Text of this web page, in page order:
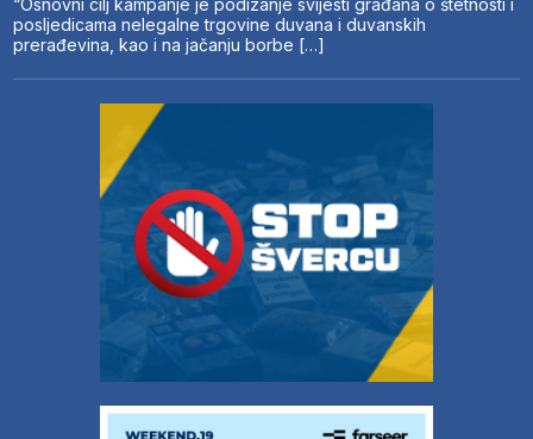
“Osnovni cilj kampanje je podizanje svijesti građana o štetnosti i
posljedicama nelegalne trgovine duvana i duvanskih
prerađevina, kao i na jačanju borbe […]